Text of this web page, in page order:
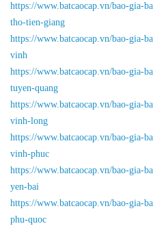
https://www.batcaocap.vn/bao-gia-
tho-tien-giang
https://www.batcaocap.vn/bao-gia-
vinh
https://www.batcaocap.vn/bao-gia-
tuyen-quang
https://www.batcaocap.vn/bao-gia-
vinh-long
https://www.batcaocap.vn/bao-gia-
vinh-phuc
https://www.batcaocap.vn/bao-gia-
yen-bai
https://www.batcaocap.vn/bao-gia-
phu-quoc